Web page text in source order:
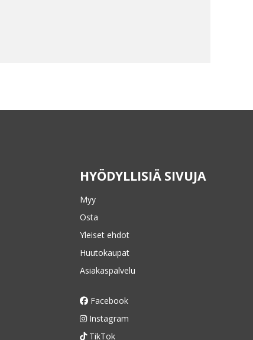
HYÖDYLLISIÄ SIVUJA
Myy
Osta
Yleiset ehdot
Huutokaupat
Asiakaspalvelu
Facebook
Instagram
TikTok